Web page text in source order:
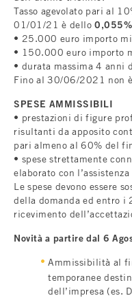
Tasso agevolato pari al
01/01/21 è dello0,055%
• 25.000 euro importo
• 150.000 euro importo
• durata massima 4 anni
Fino al 30/06/2021 non
SPESE AMMISSIBILI
• prestazioni di figure
risultanti da apposito
pari almeno al 60% del
• spese strettamente
elaborato con
Le spese devono essere
della domanda ed entro i
ricevimento
Novità a partire dal 6
Ammissibilità al
temporanee
dell’impresa (es.